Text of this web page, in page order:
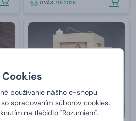
Cookies
používanie nášho e-shopu
so spracovaním súborov cookies.
na tlačidlo "Rozumiem".
U VÁS:11.8.2026